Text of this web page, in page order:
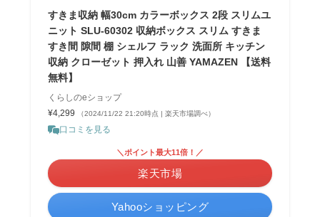
すきま収納 幅30cm カラーボックス 2段 スリムユ
ニット SLU-60302 収納ボックス スリム すきま
すき間 隙間 棚 シェルフ ラック 洗面所 キッチン
収納 クローゼット 押入れ 山善 YAMAZEN 【送料
無料】
くらしのeショップ
¥4,299
（2024/11/22 21:20時点 | 楽天市場調べ）
口コミを見る
＼ポイント最大11倍！／
楽天市場
Yahooショッピング